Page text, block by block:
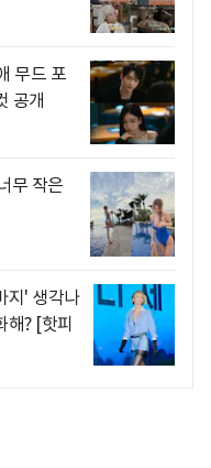
무드 포
공개
무 작은
지' 생각나
해? [핫피